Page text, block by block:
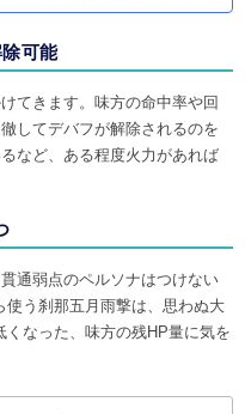
可能
てきます。味方の命中率や回
してデバフが解除されるのを
など、ある程度火力があれば
通弱点のペルソナはつけない
う刹那五月雨撃は、思わぬ大
なった、味方の残HP量に気を